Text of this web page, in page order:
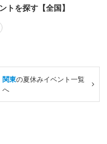
トを探す【全国】
関東の夏休みイベント一覧
へ